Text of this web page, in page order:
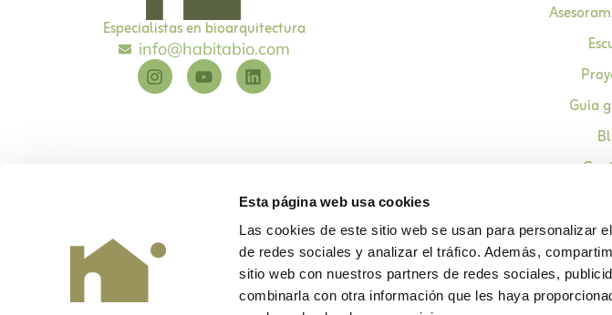
Esta página web usa cookies
Las cookies de este sitio web se usan para personalizar
de redes sociales y analizar el tráfico. Además,
sitio web con nuestros partners de redes sociales,
combinarla con otra información que les haya
Especialistas en bioarquitectura
info@habitabio.com
Guía
Habitabio © Diseño y desarrolloEME Digital